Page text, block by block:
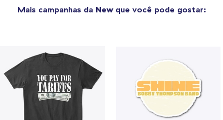
Mais campanhas da Newque você pode gostar: